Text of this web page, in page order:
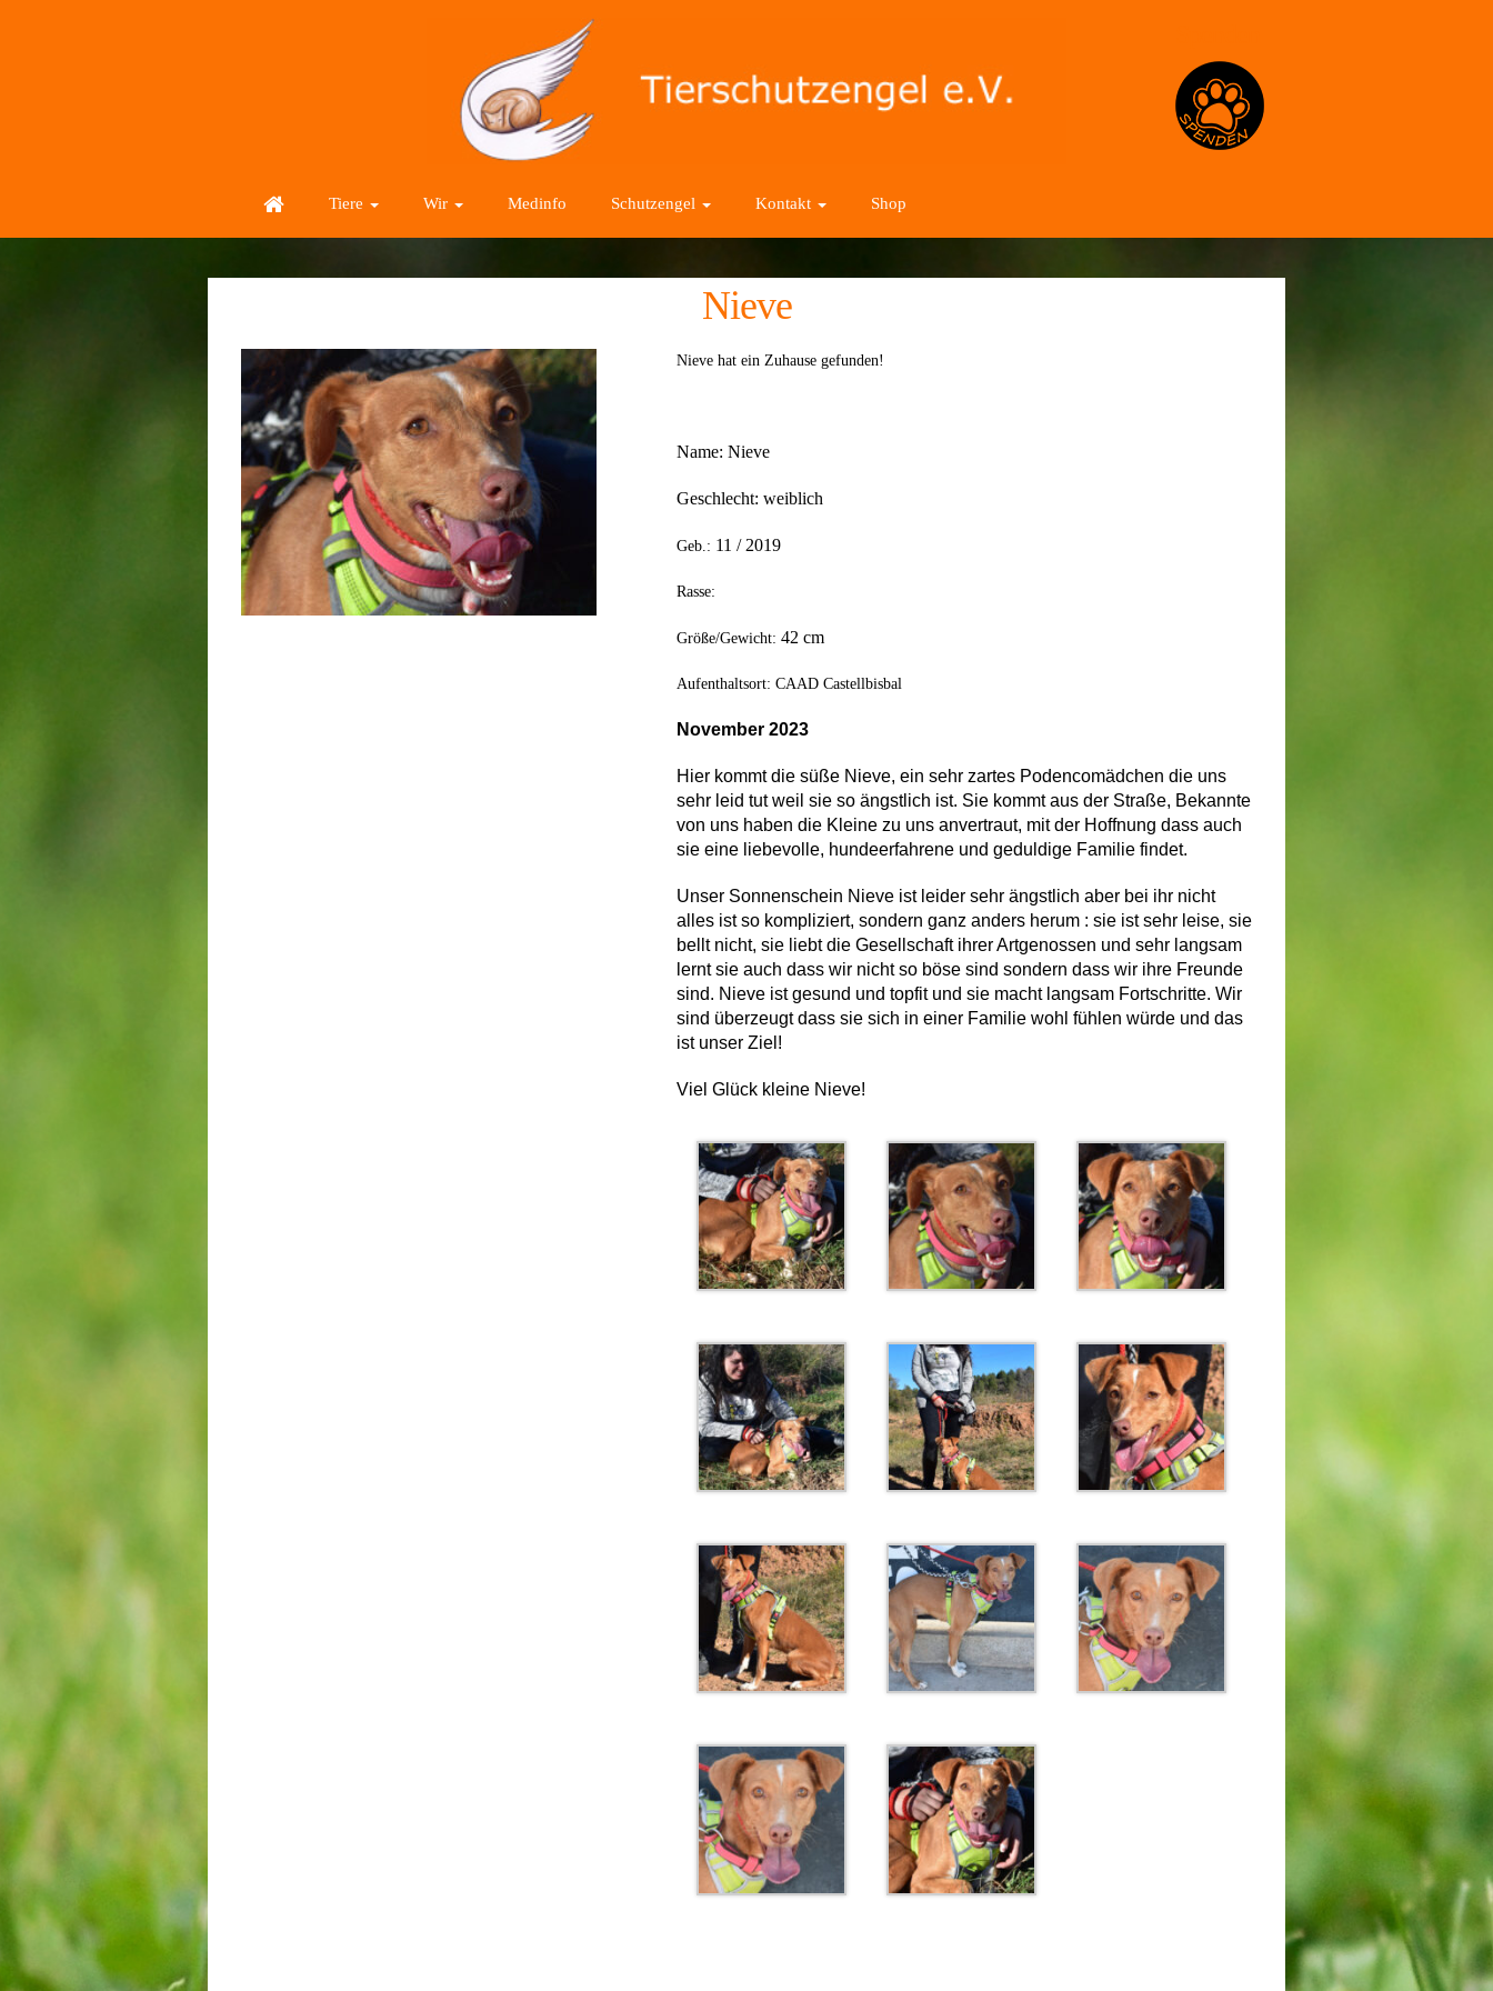
Tiere Wir Medinfo Schutzengel Kontakt Shop
Nieve
Nieve hat ein Zuhause gefunden!
Name: Nieve
Geschlecht: weiblich
Geb.: 11 / 2019
Rasse:
Größe/Gewicht: 42 cm
Aufenthaltsort: CAAD Castellbisbal
November 2023
Hier kommt die süße Nieve, ein sehr zartes Podencomädchen die uns
sehr leid tut weil sie so ängstlich ist. Sie kommt aus der Straße, Bekannte
von uns haben die Kleine zu uns anvertraut, mit der Hoffnung dass auch
sie eine liebevolle, hundeerfahrene und geduldige Familie findet.
Unser Sonnenschein Nieve ist leider sehr ängstlich aber bei ihr nicht
alles ist so kompliziert, sondern ganz anders herum : sie ist sehr leise, sie
bellt nicht, sie liebt die Gesellschaft ihrer Artgenossen und sehr langsam
lernt sie auch dass wir nicht so böse sind sondern dass wir ihre Freunde
sind. Nieve ist gesund und topfit und sie macht langsam Fortschritte. Wir
sind überzeugt dass sie sich in einer Familie wohl fühlen würde und das
ist unser Ziel!
Viel Glück kleine Nieve!